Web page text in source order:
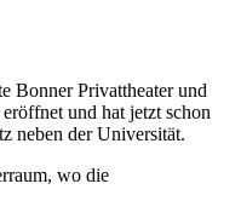
Bonner Privattheater und
und hat jetzt schon
neben der Universität.
wo die